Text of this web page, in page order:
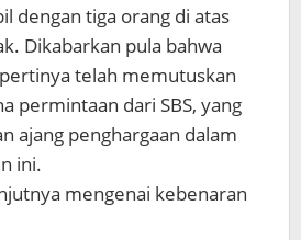
dengan tiga orang di atas
Dikabarkan pula bahwa
telah memutuskan
permintaan dari SBS, yang
ajang penghargaan dalam
ini.
mengenai kebenaran